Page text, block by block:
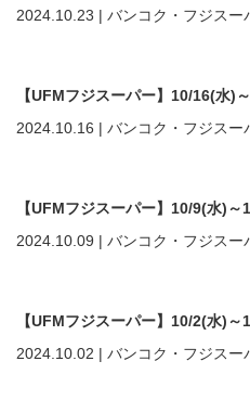
2024.10.23 | バンコク・フジスー
【UFMフジスーパー】10/16(水)
2024.10.16 | バンコク・フジスー
【UFMフジスーパー】10/9(水)
2024.10.09 | バンコク・フジスー
【UFMフジスーパー】10/2(水)
2024.10.02 | バンコク・フジスー